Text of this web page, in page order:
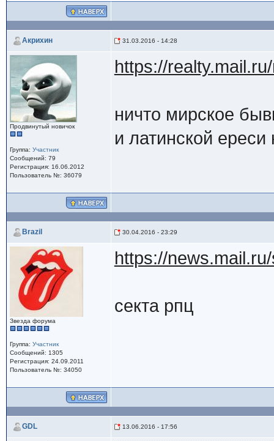
Акрихин 31.03.2016 - 14:28
Продвинутый новичок
Группа: Участник
Сообщений: 79
Регистрация: 16.06.2012
Пользователь №: 36079
https://
ничто мирское
и латинской
Brazil 30.04.2016 - 23:29
Звезда форума
Группа: Участник
Сообщений: 1305
Регистрация: 24.09.2011
Пользователь №: 34050
https://
секта рпц
GDL 13.06.2016 - 17:56